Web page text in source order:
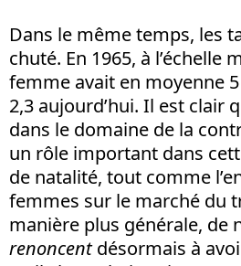
Dans le même temps, les
chuté. En 1965, à l’échelle
femme avait en moyenne
2,3 aujourd’hui. Il est clair
dans le domaine de la
un rôle important dans
de natalité, tout comme
femmes sur le marché du
manière plus générale, de
renoncentdésormais à